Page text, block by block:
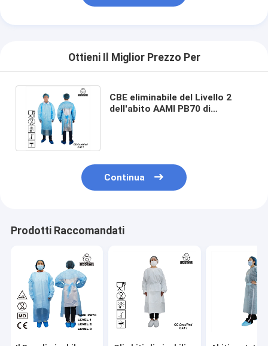
Ottieni Il Miglior Prezzo Per
CBE eliminabile del Livello 2
dell'abito AAMI PB70 di
Continua
Prodotti Raccomandati